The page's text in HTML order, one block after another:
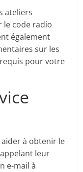
ateliers
le code radio
également
sur les
pour votre
aider à obtenir le
leur
e-mail à